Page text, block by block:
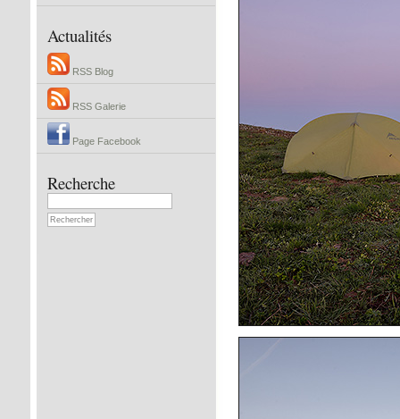
Actualités
RSS Blog
RSS Galerie
Page Facebook
Recherche